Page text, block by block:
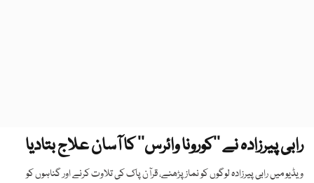
رابی پیرزادہ نے ’’کورونا وائرس‘‘ کا آسان علاج بتادیا
ویڈیو میں رابی پیرزادہ لوگوں کو نماز پڑھنے، قرآن پاک کی تلاوت کرنے اور گناہوں کو